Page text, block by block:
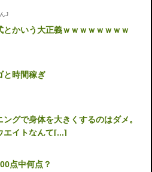
J
とかいう大正義ｗｗｗｗｗｗｗｗ
と時間稼ぎ
グで身体を大きくするのはダメ。
エイトなんて[...]
点中何点？